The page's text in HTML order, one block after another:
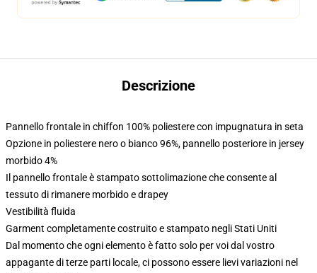
Descrizione
Pannello frontale in chiffon 100% poliestere con impugnatura in seta
Opzione in poliestere nero o bianco 96%, pannello posteriore in jersey
morbido 4%
Il pannello frontale è stampato sottolimazione che consente al
tessuto di rimanere morbido e drapey
Vestibilità fluida
Garment completamente costruito e stampato negli Stati Uniti
Dal momento che ogni elemento è fatto solo per voi dal vostro
appagante di terze parti locale, ci possono essere lievi variazioni nel